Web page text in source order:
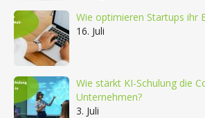
Wie optimieren Startups ihr
16. Juli
Wie stärkt KI-Schulung die
Unternehmen?
3. Juli